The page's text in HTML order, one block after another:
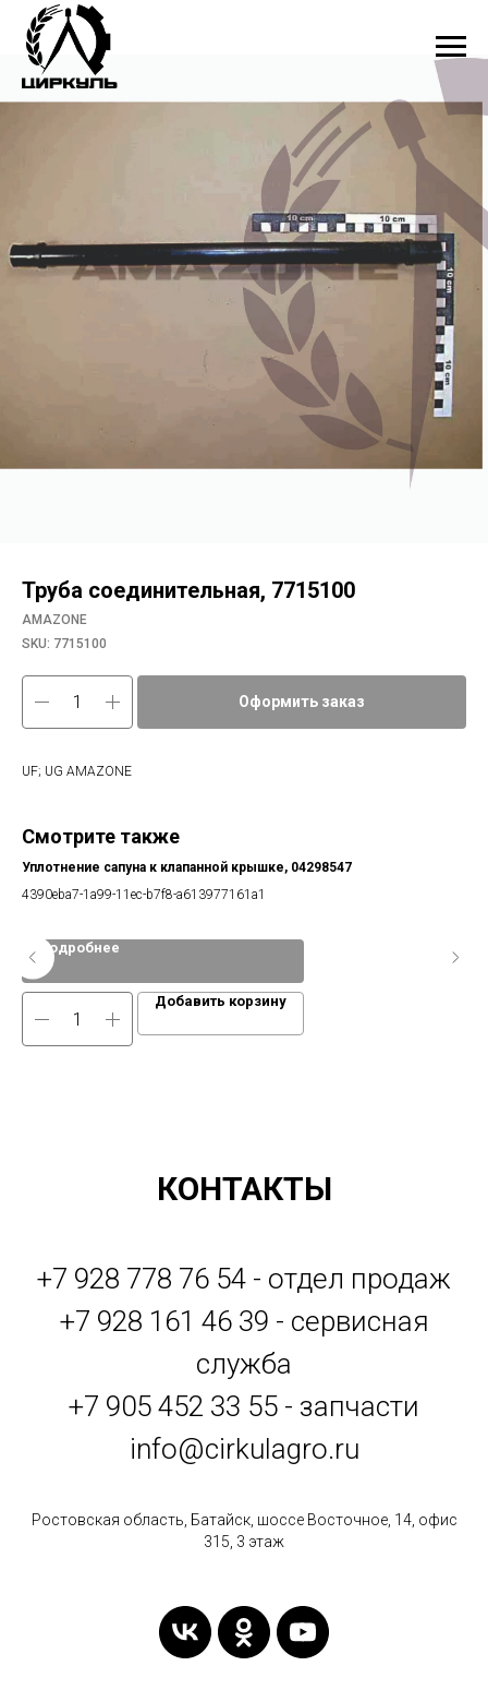
Труба соединительная, 7715100
AMAZONE
SKU: 7715100
Оформить заказ
UF; UG AMAZONE
Смотрите также
Уплотнение сапуна к клапанной крышке, 04298547
4390eba7-1a99-11ec-b7f8-a613977161a1
Подробнее
Добавить корзину
КОНТАКТЫ
+7 928 778 76 54 - отдел продаж
+7 928 161 46 39 - сервисная
служба
+7 905 452 33 55 - запчасти
info@cirkulagro.ru
Ростовская область, Батайск, шоссе Восточное, 14, офис
315, 3 этаж